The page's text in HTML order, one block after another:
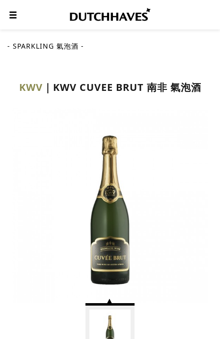
- SPARKLING 氣泡酒 -
KWV KWV CUVEE BRUT 南非 氣泡酒